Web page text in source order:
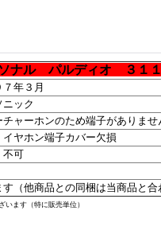
ソナル パルディオ ３１
７年３月
ニック
チャーホンのため端子がありませ
イヤホン端子カバー欠損
不可
す（他商品との同梱は当商品と合
ます（特に販売単位）